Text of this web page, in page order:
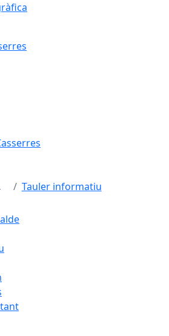
Tauler informatiu